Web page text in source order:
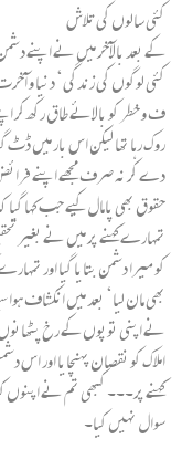
کئی سالوں کی تلاش
کے بعد بالآخر میں نے اپنے
کئی لوگوں کی زندگی‘ دنیا و
ف و خطر کو بالائے طاق رکھ کر
روک رہا تھا لیکن اس بار میں
دے کر نہ صرف مجھے اپنے
حقوق بھی پامال کیے جب کہا گیا
تمہارے کہنے پر میں نے بغیر
کو میرا دشمن بتایا گیا اور
بھی مان لیا‘ بعد میں انکشاف
نے اپنی توپوں کے رخ
املاک کو نقصان پہنچایا اور اس
کہنے پر۔۔۔ کبھی تم نے اپنوں
سوال نہیں کیا۔